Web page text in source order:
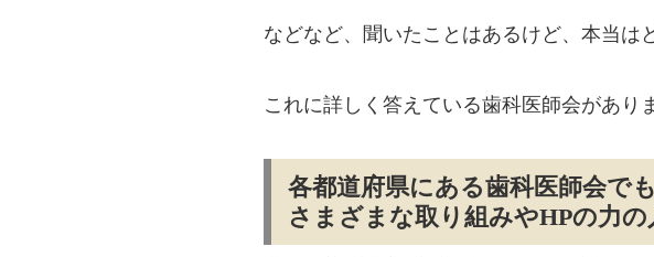
などなど、聞いたことはあるけど、本当は
これに詳しく答えている歯科医師会があり
各都道府県にある歯科医師会でも
さまざまな取り組みやHPの力